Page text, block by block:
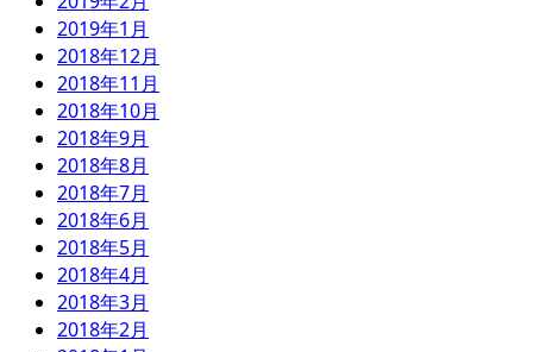
2019年1月
2018年12月
2018年11月
2018年10月
2018年9月
2018年8月
2018年7月
2018年6月
2018年5月
2018年4月
2018年3月
2018年2月